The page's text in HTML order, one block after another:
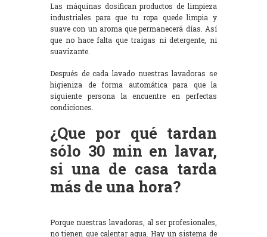
Las máquinas dosifican productos de limpieza
industriales para que tu ropa quede limpia y
suave con un aroma que permanecerá días. Así
que no hace falta que traigas ni detergente, ni
suavizante.
Después de cada lavado nuestras lavadoras se
higieniza de forma automática para que la
siguiente persona la encuentre en perfectas
condiciones.
¿Que por qué tardan
sólo 30 min en lavar,
si una de casa tarda
más de una hora?
Porque nuestras lavadoras, al ser profesionales,
no tienen que calentar agua. Hay un sistema de